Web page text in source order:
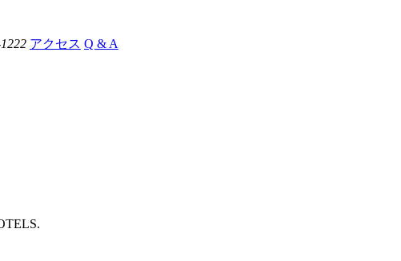
アクセス Q & A